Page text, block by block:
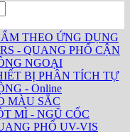
THEO ỨNG DỤNG
- QUANG PHỔ CẬN
NGOẠI
BỊ PHÂN TÍCH TỰ
- Online
MÀU SẮC
MÌ - NGŨ CỐC
PHỔ UV-VIS